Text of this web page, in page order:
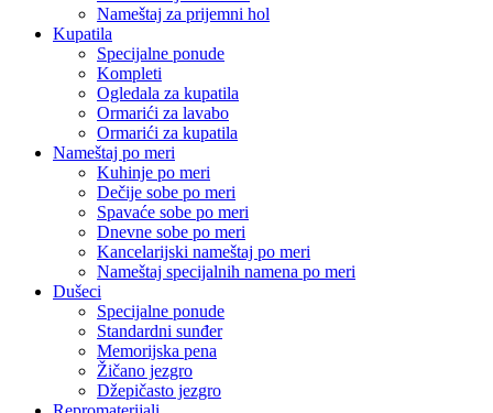
Nameštaj za prijemni hol
Kupatila
Specijalne ponude
Kompleti
Ogledala za kupatila
Ormarići za lavabo
Ormarići za kupatila
Nameštaj po meri
Kuhinje po meri
Dečije sobe po meri
Spavaće sobe po meri
Dnevne sobe po meri
Kancelarijski nameštaj po meri
Nameštaj specijalnih namena po meri
Dušeci
Specijalne ponude
Standardni sunđer
Memorijska pena
Žičano jezgro
Džepičasto jezgro